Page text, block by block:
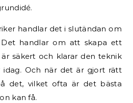
handlar det i slutändan om
Det handlar om att skapa ett
säkert och klarar den teknik
idag. Och när det är gjort rätt
det, vilket ofta är det bästa
kan få.